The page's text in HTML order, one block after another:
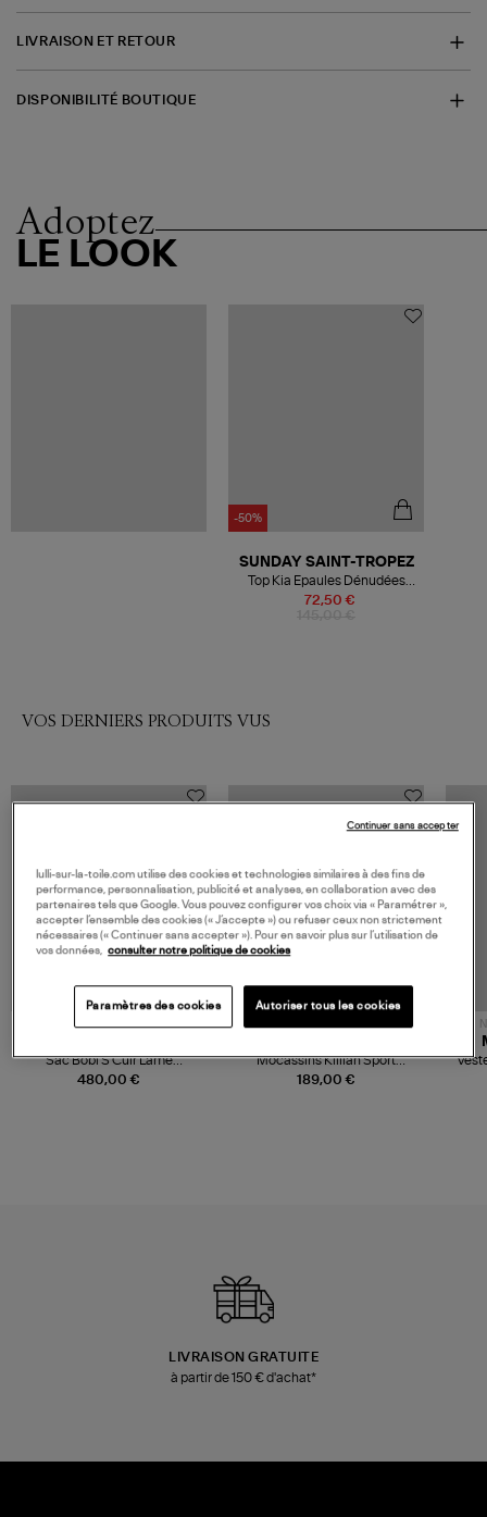
LIVRAISON ET RETOUR
DISPONIBILITÉ BOUTIQUE
Adoptez
LE LOOK
-50%
72,50 €
SUNDAY SAINT-TROPEZ
Top Kia Epaules Dénudées
Coton Blanc
VOS DERNIERS PRODUITS VUS
480,00 €
Sac Bobi S Cuir Lamé
Champagne
189,00 €
Mocassins Killian Sport
Mousse
LIVRAISON GRATUITE
à partir de 150 € d'achat*
lulli-sur-la-toile.com utilise des cookies et technologies similaires à des fins de
performance, personnalisation, publicité et analyses, en collaboration avec des
partenaires tels que Google. Vous pouvez configurer vos choix via « Paramétrer »,
accepter l’ensemble des cookies (« J’accepte ») ou refuser ceux non strictement
nécessaires (« Continuer sans accepter »). Pour en savoir plus sur l’utilisation de
vos données,
consulter notre politique de cookies
Paramètres des cookies Autoriser tous les cookies
Continuer sans accepter